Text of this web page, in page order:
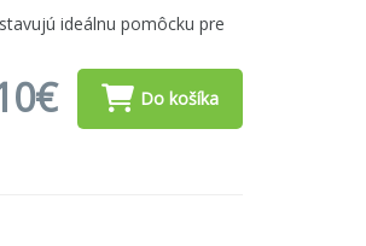
ideálnu pomôcku pre
Do košíka